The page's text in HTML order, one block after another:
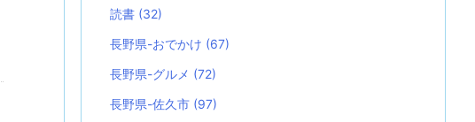
読書 (32)
長野県-おでかけ (67)
長野県-グルメ (72)
長野県-佐久市 (97)